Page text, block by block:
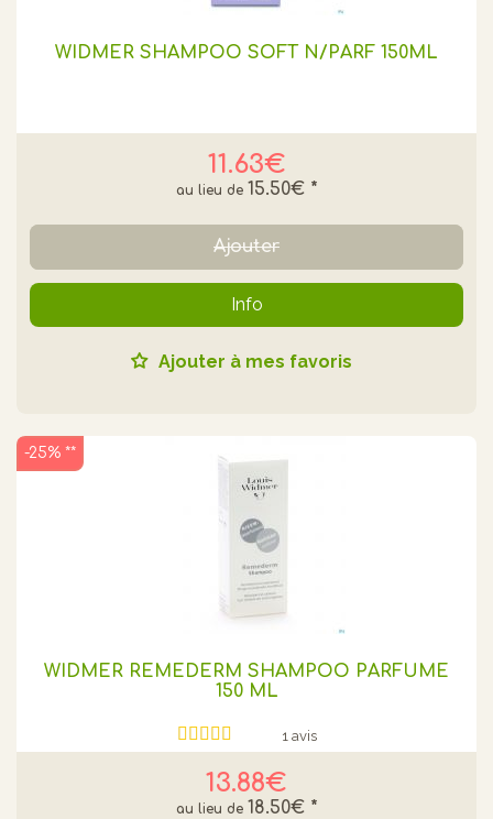
WIDMER SHAMPOO SOFT N/PARF 150ML
11.63€
15.50€ *
Ajouter
Info
Ajouter à mes favoris
WIDMER REMEDERM SHAMPOO PARFUME
150 ML
1 avis
13.88€
18.50€ *
-25% **